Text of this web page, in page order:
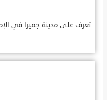
تعرف على مدينة جميرا في